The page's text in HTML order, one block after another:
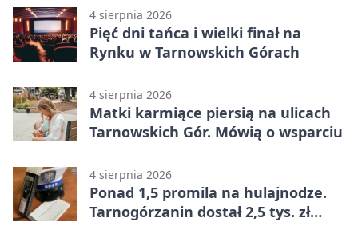
4 sierpnia 2026
Pięć dni tańca i wielki finał na
Rynku w Tarnowskich Górach
4 sierpnia 2026
Matki karmiące piersią na ulicach
Tarnowskich Gór. Mówią o wsparciu
4 sierpnia 2026
Ponad 1,5 promila na hulajnodze.
Tarnogórzanin dostał 2,5 tys. zł